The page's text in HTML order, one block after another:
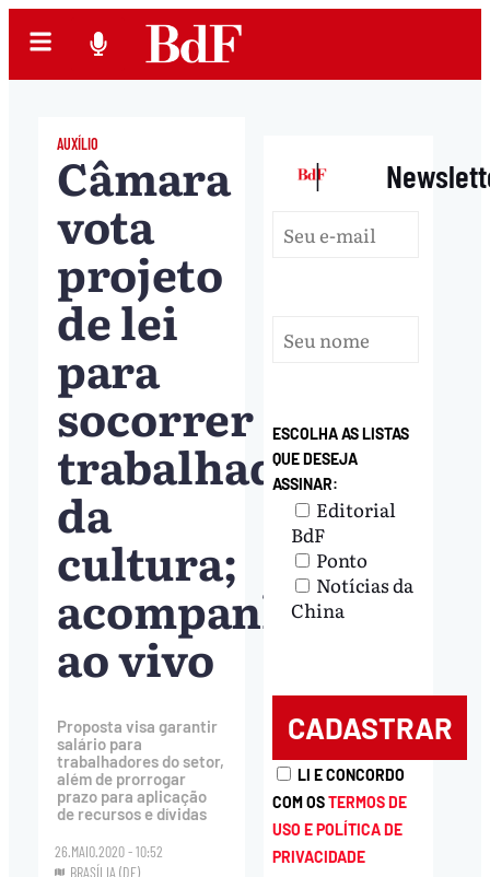
AUXÍLIO
Câmara
vota
projeto
de lei
para
socorrer
trabalhadores
da
cultura;
acompanhe
ao vivo
Proposta visa garantir
salário para
trabalhadores do setor,
além de prorrogar
prazo para aplicação
de recursos e dívidas
26.MAIO.2020 - 10:52
BRASÍLIA (DF)
|
ESCOLHA AS LISTAS
QUE DESEJA
ASSINAR:
Editorial
BdF
Ponto
Notícias da
China
LI E CONCORDO
COM OSTERMOS DE
USO E POLÍTICA DE
PRIVACIDADE